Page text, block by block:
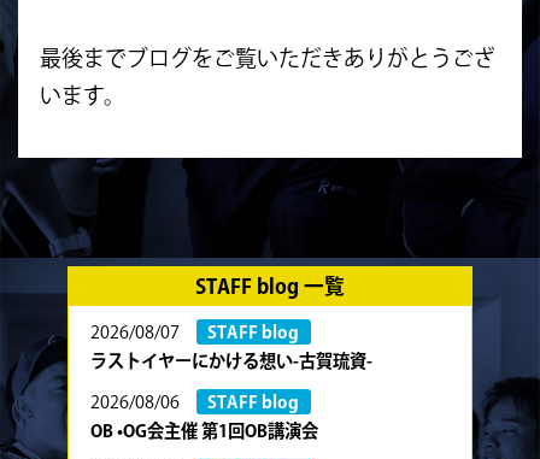
最後までブログをご覧いただきありがとうござ
います。
STAFF blog 一覧
2026/08/07
STAFF blog
ラストイヤーにかける想い-古賀琉資-
2026/08/06
STAFF blog
OB •OG会主催 第1回OB講演会